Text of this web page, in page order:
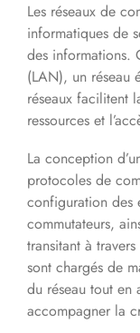
Les réseaux de
informatiques de
des informations.
(LAN), un réseau
réseaux facilitent
ressources et
La conception
protocoles de
configuration des
commutateurs,
transitant à
sont chargés de
du réseau tout en
accompagner la